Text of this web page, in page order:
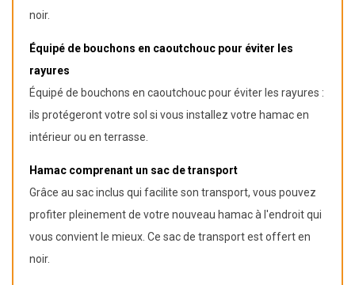
noir.
Équipé de bouchons en caoutchouc pour éviter les
rayures
Équipé de bouchons en caoutchouc pour éviter les rayures :
ils protégeront votre sol si vous installez votre hamac en
intérieur ou en terrasse.
Hamac comprenant un sac de transport
Grâce au sac inclus qui facilite son transport, vous pouvez
profiter pleinement de votre nouveau hamac à l'endroit qui
vous convient le mieux. Ce sac de transport est offert en
noir.